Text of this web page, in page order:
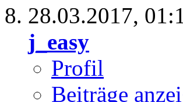
28.03.2017,
j_easy
Profil
Beiträge